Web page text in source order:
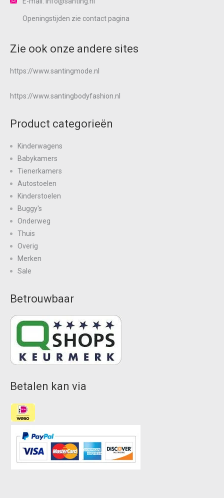
Openingstijden zie contactpagina
Zie ook onze andere sites
https://www.santingmode.nl
https://www.santingbodyfashion.nl
Product categorieën
Kinderwagens
Babykamers
Tienerkamers
Autostoelen
Kinderstoelen
Buggy's
Onderweg
Thuis
Overig
Merken
Sale
Betrouwbaar
Betalen kan via